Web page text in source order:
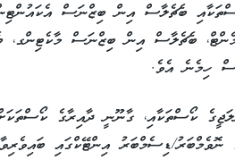
ބެޗެލާސް އިން ބިޒްނަސް
ބެޗެލާސް އިން ބިޒްނަސް
ހިމެނެ އެވެ.
ކޯސްތަކާއި، ގާނޫނީ ދާއިރާގެ
ނޮވެމްބަރު/ޑިސެމްބަރު އިންޓޭކްގައި